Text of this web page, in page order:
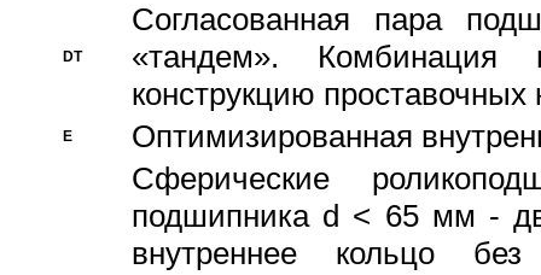
DT
Согласованная пара
«тандем».
конструкцию проставочных
E
Оптимизированная
Сферические
подшипника d < 65 мм -
внутреннее кольцо